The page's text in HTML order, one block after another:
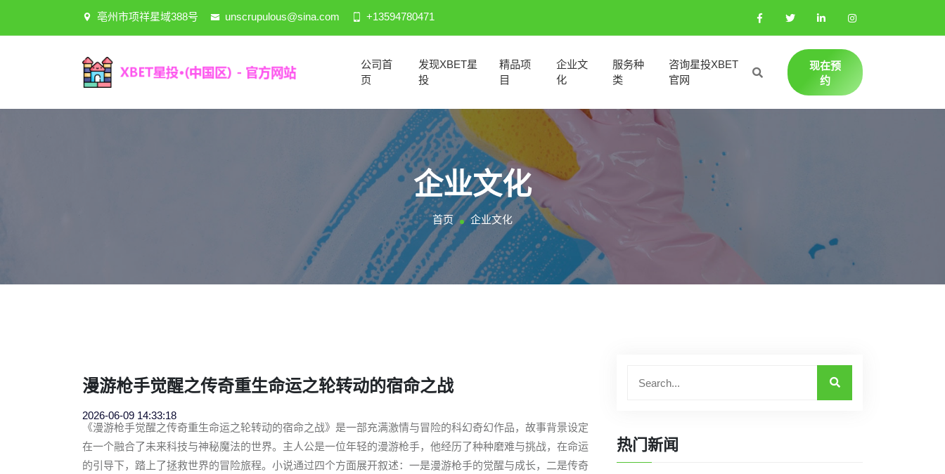
亳州市项祥星域388号 unscrupulous@sina.com +13594780471
公司首
页
发现XBET星
投
精品项
目
企业文
化
服务种
类
咨询星投XBET
官网
现在预
约
企业文化
首页 企业文化
漫游枪手觉醒之传奇重生命运之轮转动的宿命之战
2026-06-09 14:33:18
《漫游枪手觉醒之传奇重生命运之轮转动的宿命之战》是一部充满激情与冒险的科幻奇幻作品，故事背景设定
在一个融合了未来科技与神秘魔法的世界。主人公是一位年轻的漫游枪手，他经历了种种磨难与挑战，在命运
的引导下，踏上了拯救世界的冒险旅程。小说通过四个方面展开叙述：一是漫游枪手的觉醒与成长，二是传奇
热门新闻